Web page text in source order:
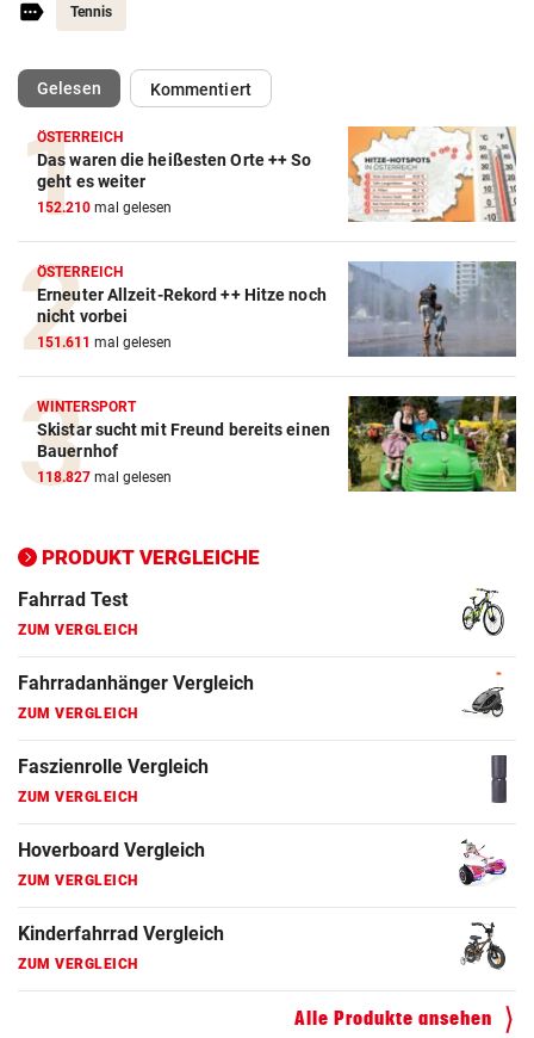
Tennis
Gelesen(ausgewählt)Kommentiert
ÖSTERREICH
Das waren die heißesten Orte ++ So
geht es weiter
152.210 mal gelesen
ÖSTERREICH
Erneuter Allzeit-Rekord ++ Hitze noch
nicht vorbei
151.611 mal gelesen
WINTERSPORT
Skistar sucht mit Freund bereits einen
Bauernhof
118.827 mal gelesen
PRODUKT VERGLEICHE
Action-Cam Vergleich
ZUM VERGLEICH
Crosstrainer Vergleich
ZUM VERGLEICH
E-Bike Vergleich
ZUM VERGLEICH
Elektro-Scooter Vergleich
ZUM VERGLEICH
ZUM VERGLEICH
Fahrrad Test
ZUM VERGLEICH
Fahrradanhänger Vergleich
ZUM VERGLEICH
Faszienrolle Vergleich
ZUM VERGLEICH
Hoverboard Vergleich
ZUM VERGLEICH
Kinderfahrrad Vergleich
ZUM VERGLEICH
Alle Produkte ansehen